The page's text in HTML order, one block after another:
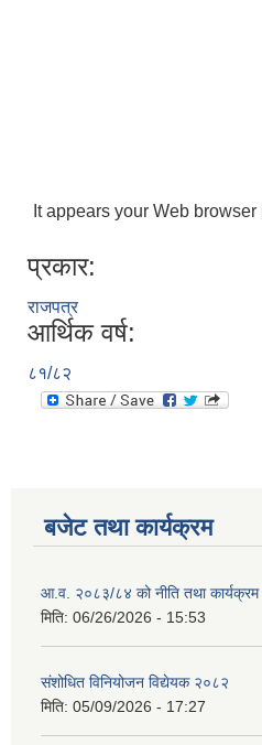
It appears your Web
प्रकार:
राजपत्र
आर्थिक वर्ष:
८१/८२
बजेट तथा कार्यक्रम
आ.व. २०८३/८४ को नीति तथा
मिति: 06/26/2026 - 15:53
संशोधित विनियोजन विद्येयक २०८२
मिति: 05/09/2026 - 17:27